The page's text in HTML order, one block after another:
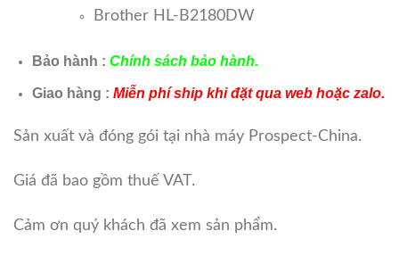
Brother HL-B2180DW
Bảo hành : Chính sách bảo hành.
Giao hàng : Miễn phí ship khi đặt qua web hoặc zalo.
Sản xuất và đóng gói tại nhà máy Prospect-China.
Giá đã bao gồm thuế VAT.
Cảm ơn quý khách đã xem sản phẩm.